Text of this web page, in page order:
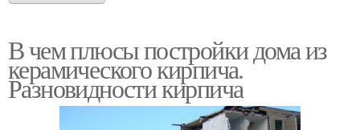
В чем плюсы постройки дома из
керамического кирпича.
Разновидности кирпича